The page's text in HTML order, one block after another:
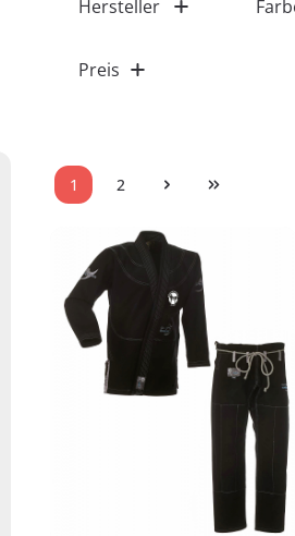
Hersteller
Preis
Seite
1 Seite
2